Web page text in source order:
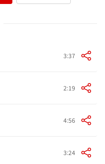
3:37
2:19
4:56
3:24